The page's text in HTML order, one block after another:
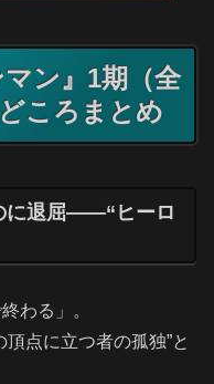
ン』1期（全
ころまとめ
に退屈――“ヒーロ
わる」。
点に立つ者の孤独”と